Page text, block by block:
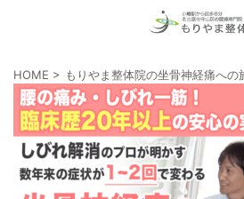
HOME > もりやま整体院の坐骨神経痛への